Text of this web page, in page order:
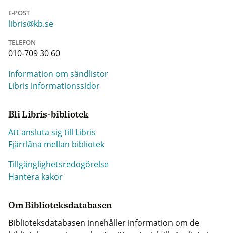
E-POST
libris@kb.se
TELEFON
010-709 30 60
Information om sändlistor
Libris informationssidor
Bli Libris-bibliotek
Att ansluta sig till Libris
Fjärrlåna mellan bibliotek
Tillgänglighetsredogörelse
Hantera kakor
Om Biblioteksdatabasen
Biblioteksdatabasen innehåller information om de